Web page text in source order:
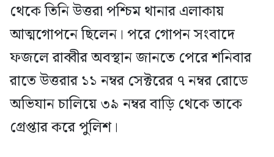
থেকে তিনি উত্তরা পশ্চিম থানার এলাকায়
আত্মগোপনে ছিলেন। পরে গোপন সংবাদে
ফজলে রাব্বীর অবস্থান জানতে পেরে শনিবার
রাতে উত্তরার ১১ নম্বর সেক্টরের ৭ নম্বর রোডে
অভিযান চালিয়ে ৩৯ নম্বর বাড়ি থেকে তাকে
গ্রেপ্তার করে পুলিশ।